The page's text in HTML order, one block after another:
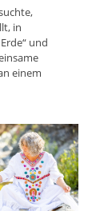
in
und
einem